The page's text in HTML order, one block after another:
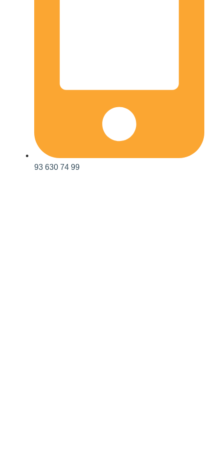
93 630 74 99